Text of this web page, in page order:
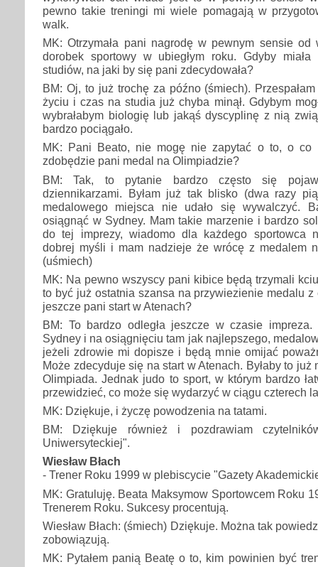
pewno takie treningi mi wiele pomagają w
walk.
MK: Otrzymała pani nagrodę w pewnym sensie od
dorobek sportowy w ubiegłym roku. Gdyby
studiów, na jaki by się pani zdecydowała?
BM: Oj, to już trochę za późno (śmiech).
życiu i czas na studia już chyba minął. Gdybym
wybrałabym biologię lub jakąś dyscyplinę z nią
bardzo pociągało.
MK: Pani Beato, nie mogę nie zapytać o to, o co
zdobędzie pani medal na Olimpiadzie?
BM: Tak, to pytanie bardzo często się
dziennikarzami. Byłam już tak blisko (dwa razy
medalowego miejsca nie udało się wywalczyć.
osiągnąć w Sydney. Mam takie marzenie i bardzo
do tej imprezy, wiadomo dla każdego sportowca
dobrej myśli i mam nadzieje że wrócę z medalem
(uśmiech)
MK: Na pewno wszyscy pani kibice będą trzymali
to być już ostatnia szansa na przywiezienie medalu
jeszcze pani start w Atenach?
BM: To bardzo odległa jeszcze w czasie
Sydney i na osiągnięciu tam jak najlepszego,
jeżeli zdrowie mi dopisze i będą mnie omijać
Może zdecyduje się na start w Atenach. Byłaby to już
Olimpiada. Jednak judo to sport, w którym bardzo
przewidzieć, co może się wydarzyć w ciągu czterech
MK: Dziękuje, i życzę powodzenia na tatami.
BM: Dziękuje również i pozdrawiam
Uniwersyteckiej".
Wiesław Błach
- Trener Roku 1999 w plebiscycie "Gazety
MK: Gratuluję. Beata Maksymow Sportowcem Roku
Trenerem Roku. Sukcesy procentują.
Wiesław Błach: (śmiech) Dziękuje. Można tak
zobowiązują.
MK: Pytałem panią Beatę o to, kim powinien być